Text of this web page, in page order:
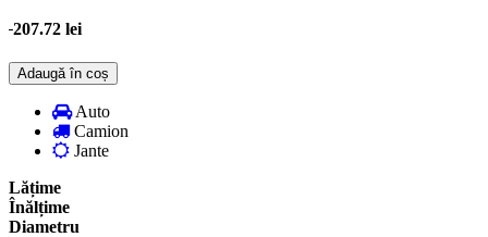
207.72 lei
Adaugă în coș
Auto
Camion
Jante
Lățime
Înălțime
Diametru